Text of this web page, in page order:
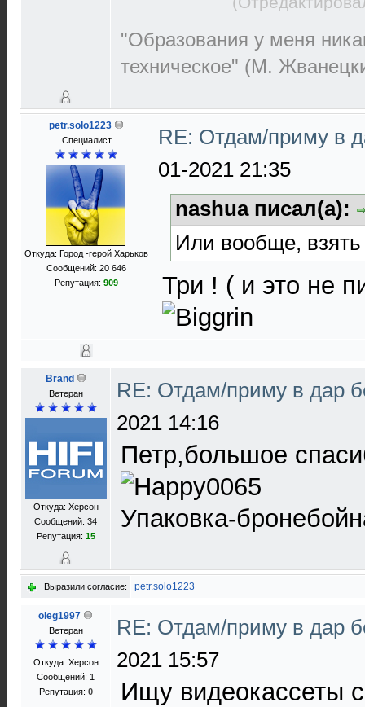
"Образования у меня
техническое" (М.
petr.solo1223
Специалист
Откуда: Город -герой Харьков
Сообщений: 20 646
Репутация: 909
RE: Отдам/приму в
01-2021 21:35
nashua писал(а):
Или вообще, взять
Три ! ( и это не
Brand
Ветеран
Откуда: Херсон
Сообщений: 34
Репутация: 15
RE: Отдам/приму в дар
2021 14:16
Петр,большое
Упаковка-
Выразили согласие: petr.solo1223
oleg1997
Ветеран
Откуда: Херсон
Сообщений: 1
Репутация: 0
RE: Отдам/приму в дар
2021 15:57
Ищу видеокассеты